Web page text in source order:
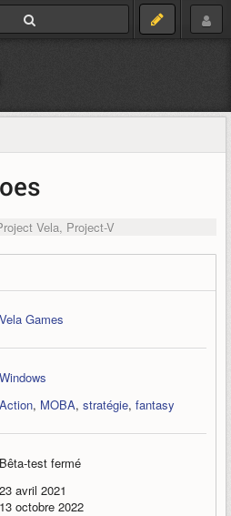
Vela, Project-V
Vela Games
Windows
Action, MOBA, stratégie, fantasy
Bêta-test fermé
23 avril 2021
13 octobre 2022